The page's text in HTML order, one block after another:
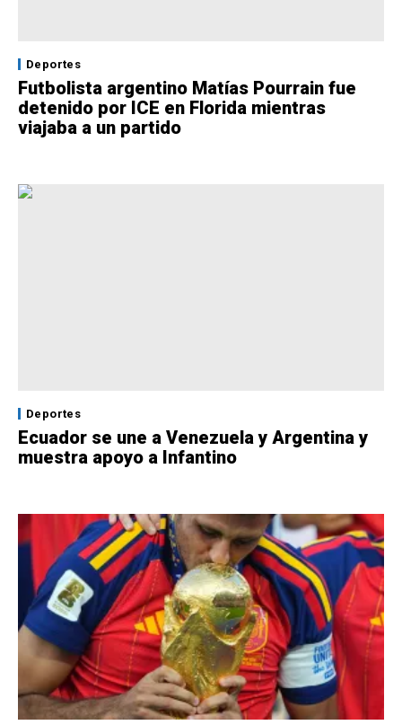
Deportes
Futbolista argentino Matías Pourrain fue
detenido por ICE en Florida mientras
viajaba a un partido
Deportes
Ecuador se une a Venezuela y Argentina y
muestra apoyo a Infantino